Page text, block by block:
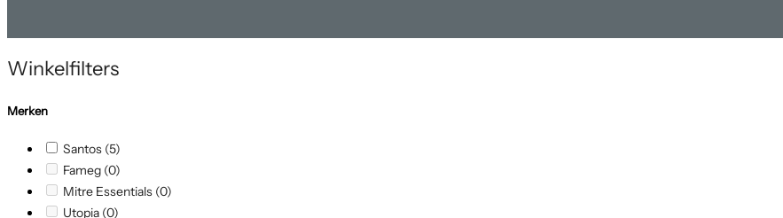
Winkelfilters
Merken
Santos (5)
Fameg (0)
Mitre Essentials (0)
Utopia (0)